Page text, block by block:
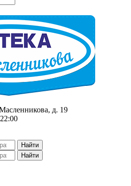
д. 19
Найти
Найти